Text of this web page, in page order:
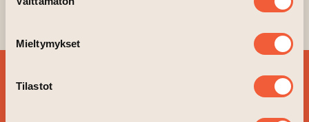
valinta
Mieltymykset
Tilastot
SIGN UP FOR OUR